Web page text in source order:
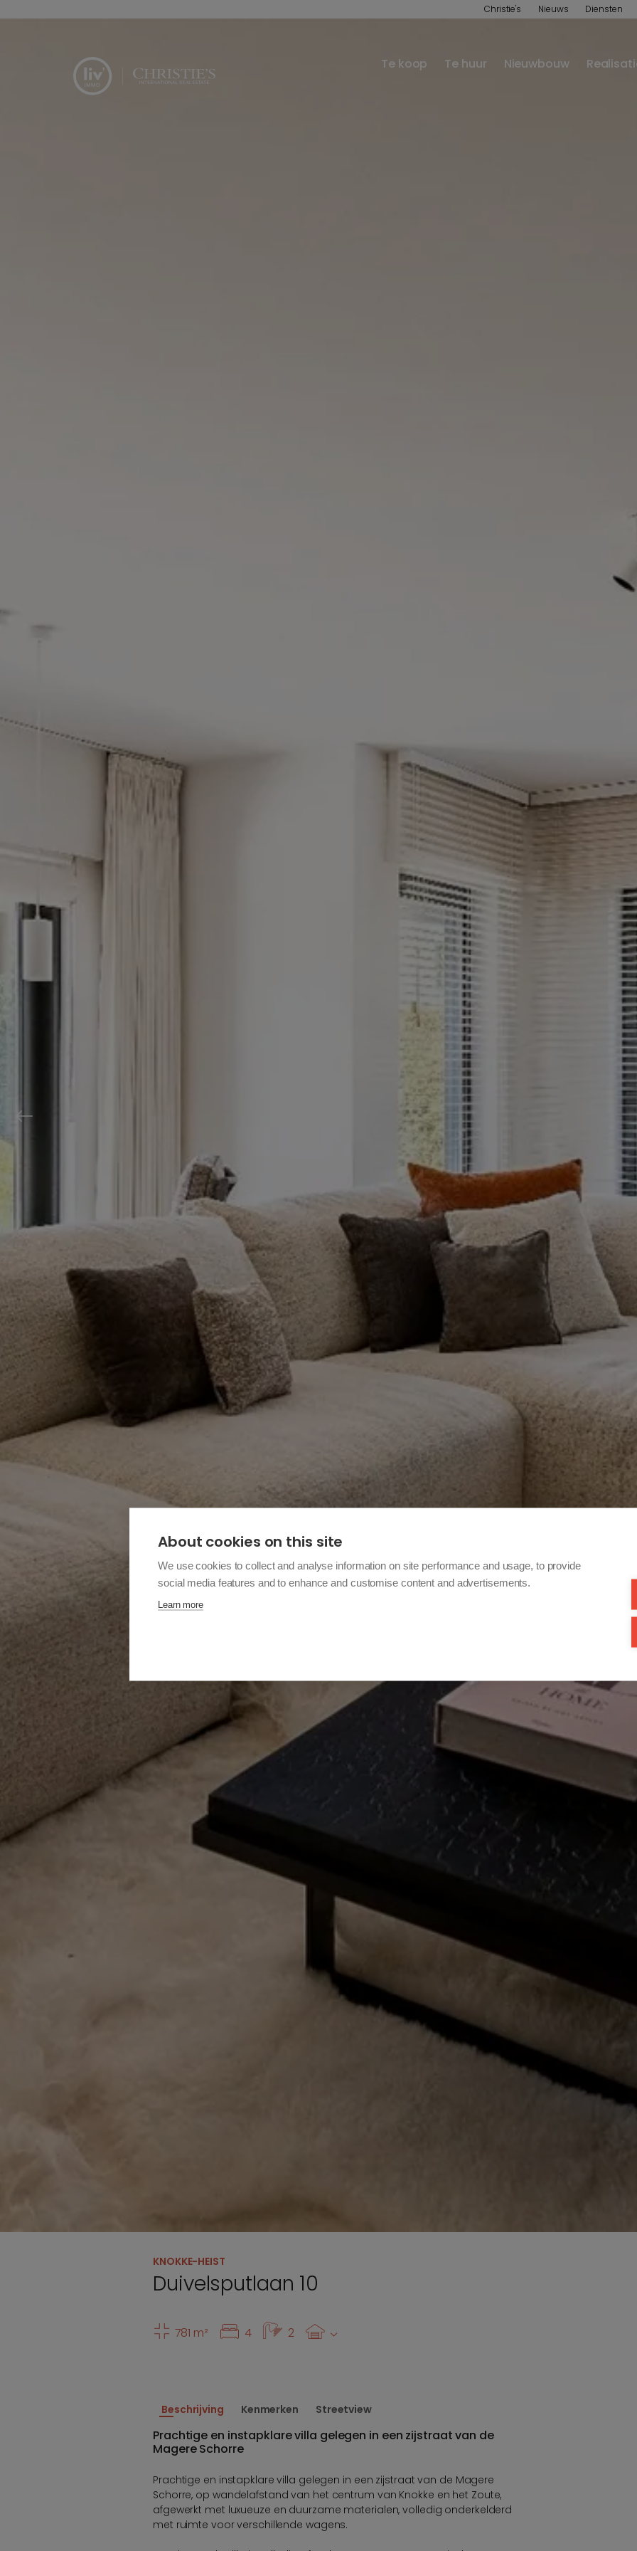
Christie's Nieuws Diensten
Te koop Te huur Nieuwbouw
KNOKKE-HEIST
Duivelsputlaan 10
781 m² 4 2
Beschrijving Kenmerken Streetview
Prachtige en instapklare villa gelegen in een zijstraat van de
Magere Schorre
Prachtige en instapklare villa gelegen in een zijstraat van de Magere
Schorre, op wandelafstand van het centrum van Knokke en het Zoute,
afgewerkt met luxueuze en duurzame materialen, volledig onderkelderd
met ruimte voor verschillende wagens.
About cookies on this site
We use cookies to collect and analyse information on site performance and usage, to provide
social media features and to enhance and customise content and advertisements.
Learn more